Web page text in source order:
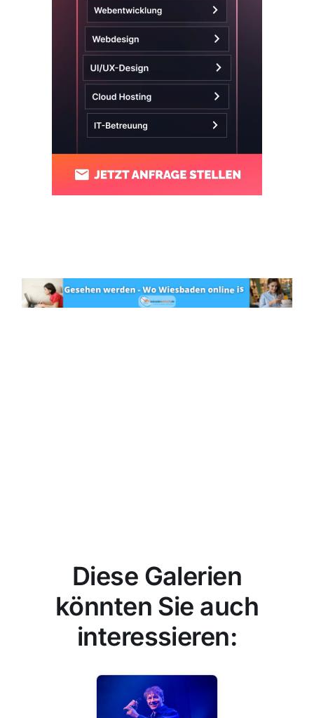
Diese Galerien
könnten Sie auch
interessieren: